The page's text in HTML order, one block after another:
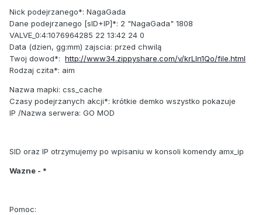
Nick podejrzanego*: NagaGada
Dane podejrzanego [sID+IP]*: 2 "NagaGada" 1808
VALVE_0:4:1076964285 22 13:42 24 0
Data (dzien, gg:mm) zajscia: przed chwilą
Twoj dowod*: http://www34.zippyshare.com/v/krLIn1Qo/file.html
Rodzaj czita*: aim
Nazwa mapki: css_cache
Czasy podejrzanych akcji*: krótkie demko wszystko pokazuje
IP /Nazwa serwera: GO MOD
SID oraz IP otrzymujemy po wpisaniu w konsoli komendy amx_ip
Wazne - *
Pomoc: